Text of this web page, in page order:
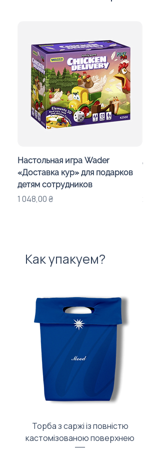
Настольная игра Wader
«Доставка кур» для подарков
детям сотрудников
Цена
1 048,00 ₴
Как упакуем?
Торба з саржі із повністю
кастомізованою поверхнею